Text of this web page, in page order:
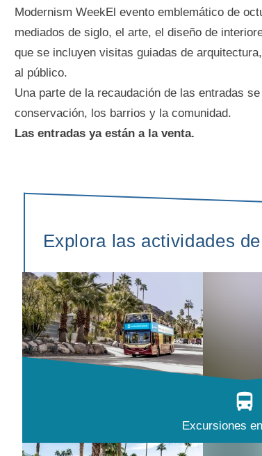
Modernism WeekEl evento emblemático de
mediados de siglo, el arte, el diseño de
que se incluyen visitas guiadas de
al público.
Una parte de la recaudación de las entradas
conservación, los barrios y la comunidad.
Las entradas ya están a la venta.
Explora las actividades
Excursiones